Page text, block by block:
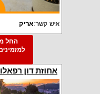
איש קשר:אריק
אחוזת דון רפאלו